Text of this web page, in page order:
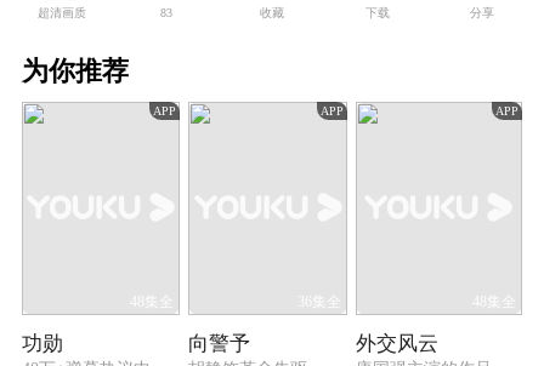
超清画质 83 收藏 下载 分享
为你推荐
APP
48集全
功勋
APP
36集全
向警予
APP
48集全
外交风云